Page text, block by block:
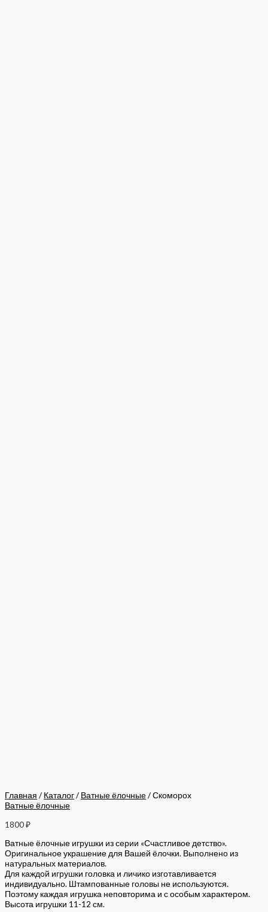
Главная / Каталог/ Ватные ёлочные/ Скоморох
Ватные ёлочные
1800₽
Ватные ёлочные игрушки из серии «Счастливое детство».
Оригинальное украшение для Вашей ёлочки. Выполнено из
натуральных материалов.
Для каждой игрушки головка и личико изготавливается
индивидуально. Штампованные головы не используются.
Поэтому каждая игрушка неповторима и с особым характером.
Высота игрушки 11-12 см.